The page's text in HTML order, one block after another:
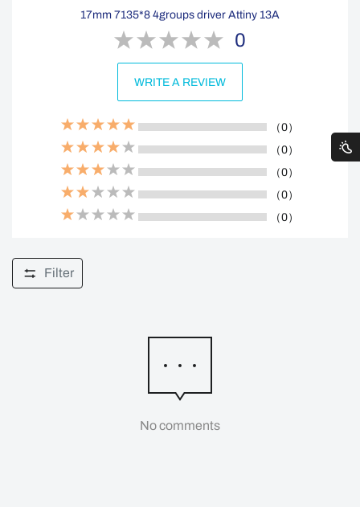
17mm 7135*8 4groups driver Attiny 13A
0
WRITE A REVIEW
（0）
（0）
（0）
（0）
（0）
Filter
No comments